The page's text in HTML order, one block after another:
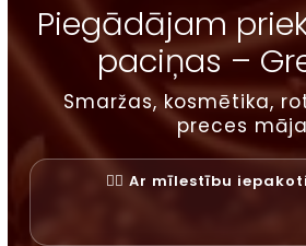
Piegādājam
paciņas –
Smaržas, kosmētika,
preces
✓⃝ Ar mīlestību